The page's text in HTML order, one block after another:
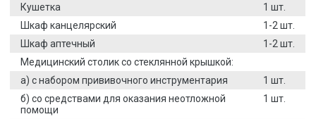
Кушетка
1 шт.
Шкаф канцелярский
1-2 шт.
Шкаф аптечный
1-2 шт.
Медицинский столик со стеклянной крышкой:
а) с набором прививочного инструментария
1 шт.
б) со средствами для оказания неотложной
помощи
1 шт.